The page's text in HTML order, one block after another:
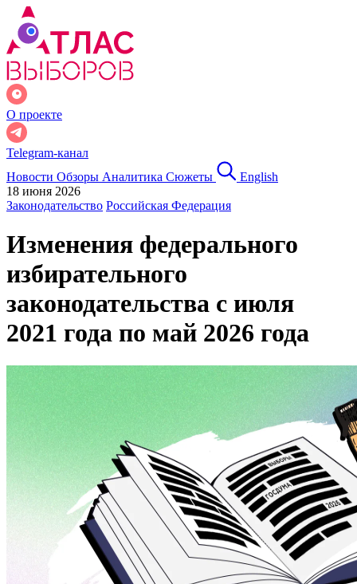
О проекте
Telegram-канал
Новости Обзоры Аналитика Сюжеты
English
18 июня 2026
Законодательство Российская Федерация
Изменения федерального
избирательного
законодательства с июля
2021 года по май 2026 года